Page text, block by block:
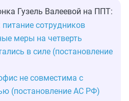
Гузель Валеевой на ППТ:
сотрудников
меры на четверть
в силе (постановление
не совместима с
(постановление АС РФ)